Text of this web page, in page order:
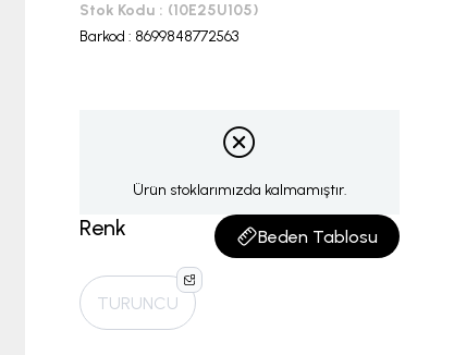
Stok Kodu
(10E25U105)
Barkod : 8699848772563
Ürün stoklarımızda kalmamıştır.
Renk Beden Tablosu
TURUNCU